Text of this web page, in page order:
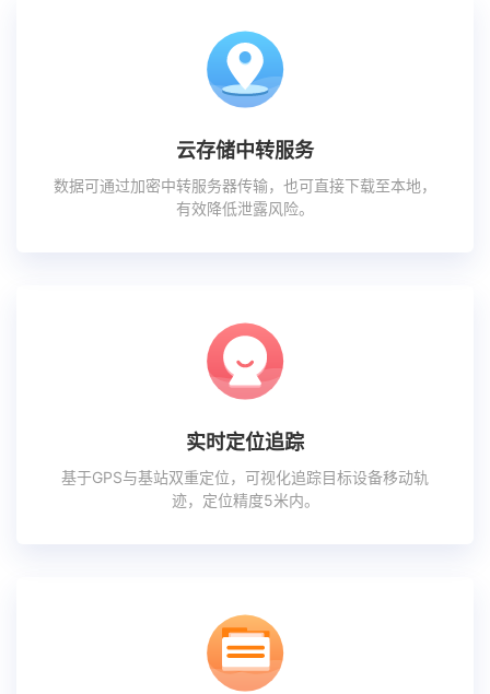
云存储中转服务
数据可通过加密中转服务器传输，也可直接下载至本地，
有效降低泄露风险。
实时定位追踪
基于GPS与基站双重定位，可视化追踪目标设备移动轨
迹，定位精度5米内。